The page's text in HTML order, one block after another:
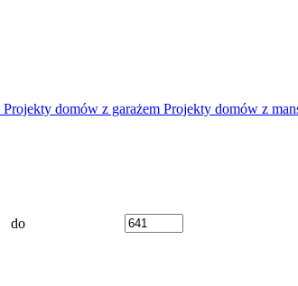
Projekty domów z garażem Projekty domów z
do